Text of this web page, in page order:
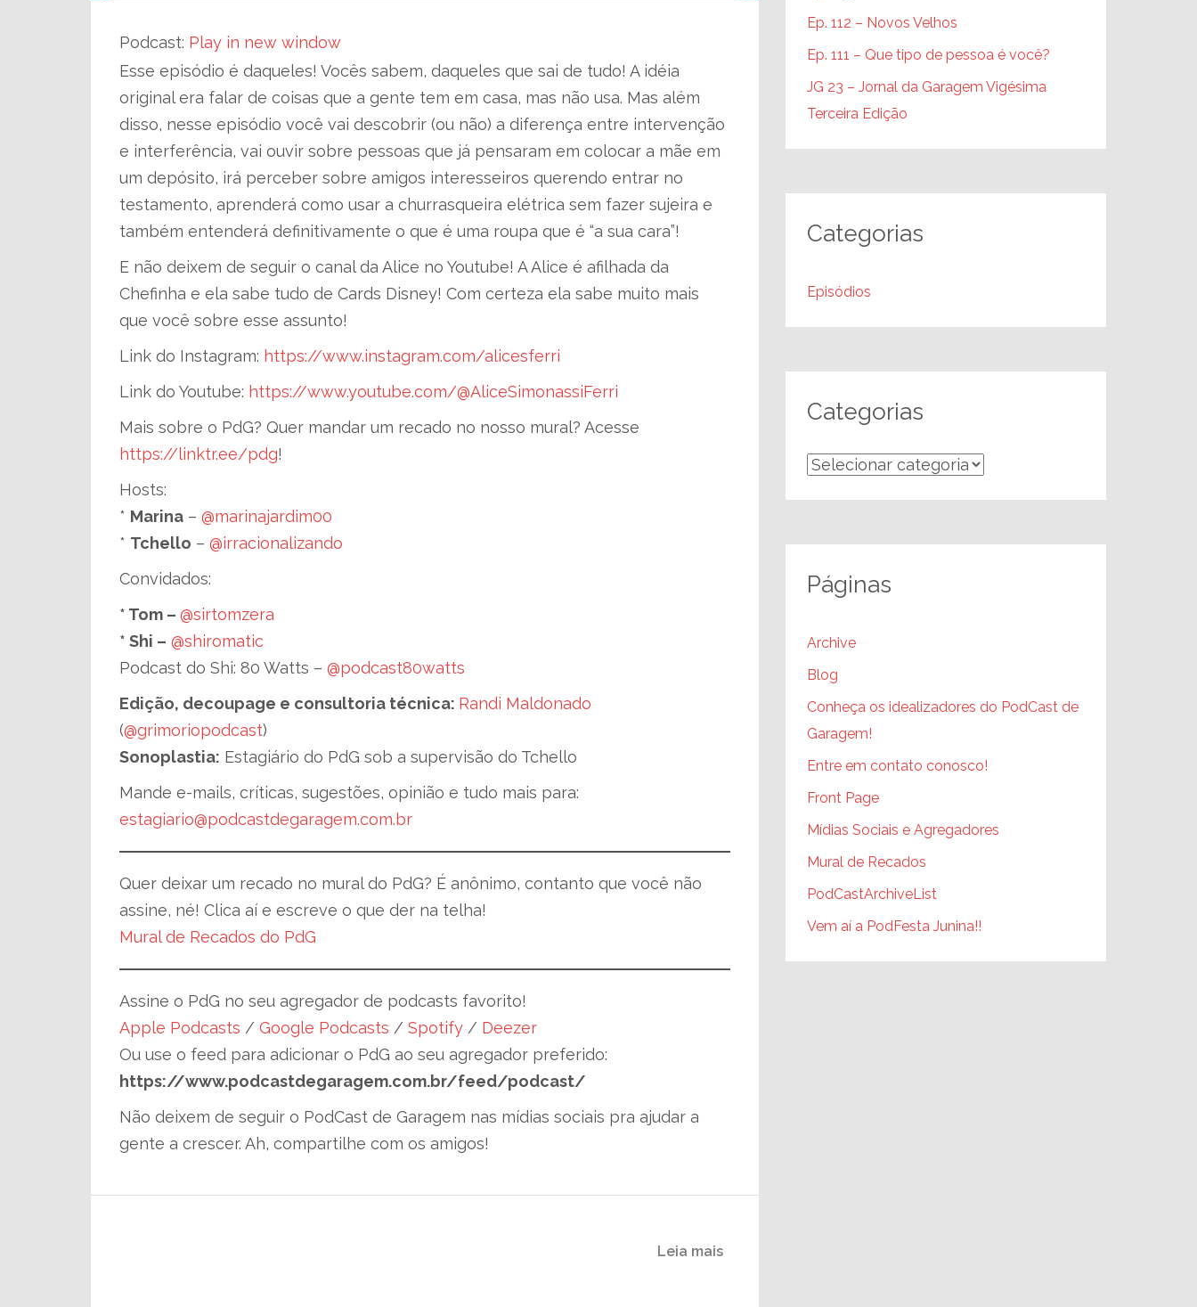
Podcast: Play in new window
Esse episódio é daqueles! Vocês sabem, daqueles que sai de tudo! A idéia
original era falar de coisas que a gente tem em casa, mas não usa. Mas além
disso, nesse episódio você vai descobrir (ou não) a diferença entre intervenção
e interferência, vai ouvir sobre pessoas que já pensaram em colocar a mãe em
um depósito, irá perceber sobre amigos interesseiros querendo entrar no
testamento, aprenderá como usar a churrasqueira elétrica sem fazer sujeira e
também entenderá definitivamente o que é uma roupa que é “a sua cara”!
E não deixem de seguir o canal da Alice no Youtube! A Alice é afilhada da
Chefinha e ela sabe tudo de Cards Disney! Com certeza ela sabe muito mais
que você sobre esse assunto!
Link do Instagram: https://www.instagram.com/alicesferri
Link do Youtube: https://www.youtube.com/@AliceSimonassiFerri
Mais sobre o PdG? Quer mandar um recado no nosso mural? Acesse
https://linktr.ee/pdg!
Hosts:
* Marina – @marinajardim00
* Tchello – @irracionalizando
Convidados:
* Tom – @sirtomzera
* ​Shi – @shiromatic
Podcast do Shi: 80 Watts – @podcast80watts
Edição, decoupage e consultoria técnica: Randi Maldonado
(@grimoriopodcast)
Sonoplastia: Estagiário do PdG sob a supervisão do Tchello
Mande e-mails, críticas, sugestões, opinião e tudo mais para:
estagiario@podcastdegaragem.com.br
Quer deixar um recado no mural do PdG? É anônimo, contanto que você não
assine, né! Clica aí e escreve o que der na telha!
Mural de Recados do PdG
Assine o PdG no seu agregador de podcasts favorito!
Apple Podcasts / Google Podcasts / Spotify / Deezer
Ou use o feed para adicionar o PdG ao seu agregador preferido:
https://www.podcastdegaragem.com.br/feed/podcast/
Não deixem de seguir o PodCast de Garagem nas mídias sociais pra ajudar a
gente a crescer. Ah, compartilhe com os amigos!
Leia mais
Ep. 112 – Novos Velhos
Ep. 111 – Que tipo de pessoa é você?
JG 23 – Jornal da Garagem Vigésima
Terceira Edição
Categorias
Episódios
Categorias
Categorias
Páginas
Archive
Blog
Conheça os idealizadores do PodCast de
Garagem!
Entre em contato conosco!
Front Page
Mídias Sociais e Agregadores
Mural de Recados
PodCastArchiveList
Vem aí a PodFesta Junina!!